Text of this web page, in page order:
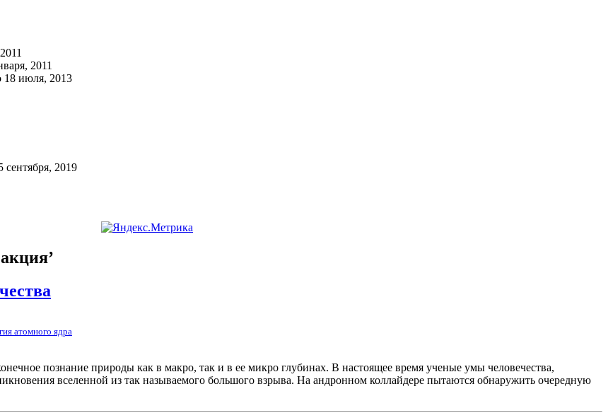
2011
18 июля, 2013
сентября, 2019
атомного ядра
познание природы как в макро, так и в ее микро глубинах. В настоящее время ученые умы человечества,
вселенной из так называемого большого взрыва. На андронном коллайдере пытаются обнаружить очередную